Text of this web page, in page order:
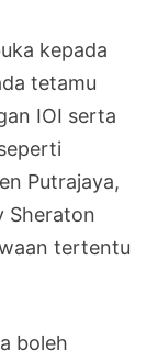
kepada
tetamu
IOI serta
Putrajaya,
Sheraton
tertentu
boleh